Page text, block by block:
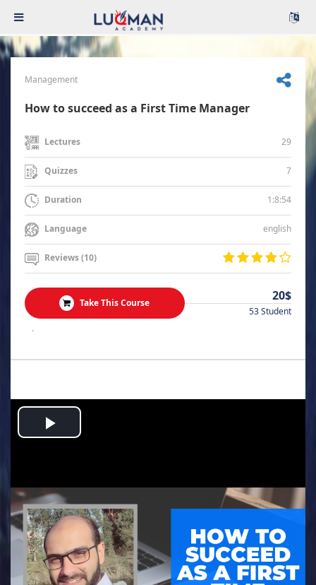
Management
How to succeed as a First Time Manager
Lectures 29
Quizzes 7
Duration 1:8:54
Language english
Reviews (10)
Take This Course 20$
53 Student
.
Play